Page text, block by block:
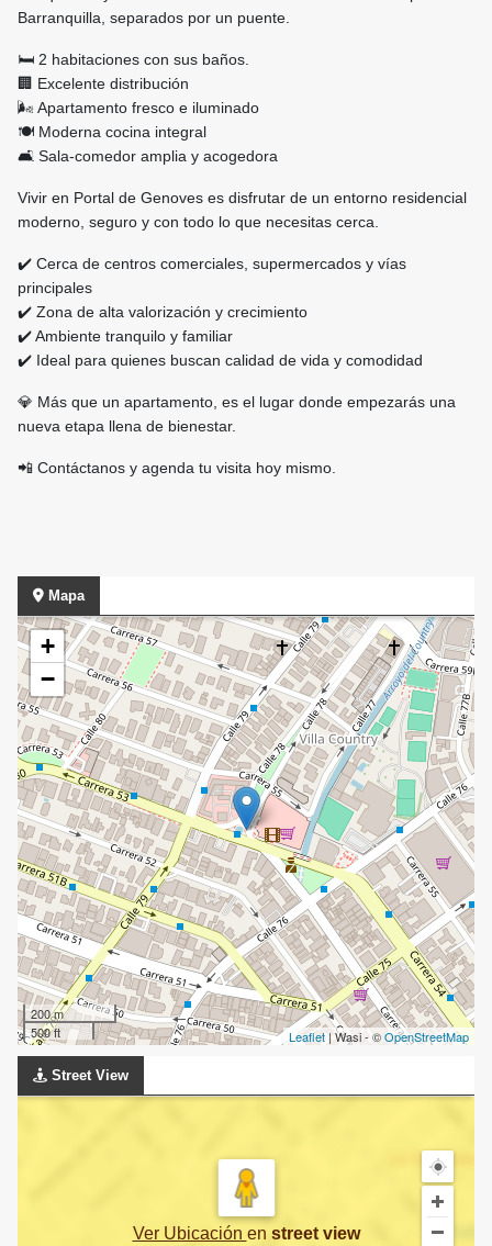
Barranquilla, separados por un puente.
🛏️ 2 habitaciones con sus baños.
🏢 Excelente distribución
🌬️ Apartamento fresco e iluminado
🍽️ Moderna cocina integral
🛋️ Sala-comedor amplia y acogedora
Vivir en Portal de Genoves es disfrutar de un entorno residencial
moderno, seguro y con todo lo que necesitas cerca.
✔️ Cerca de centros comerciales, supermercados y vías
principales
✔️ Zona de alta valorización y crecimiento
✔️ Ambiente tranquilo y familiar
✔️ Ideal para quienes buscan calidad de vida y comodidad
💎 Más que un apartamento, es el lugar donde empezarás una
nueva etapa llena de bienestar.
📲 Contáctanos y agenda tu visita hoy mismo.
Mapa
+
−
200 m
500 ft
Leaflet | Wasi - ©OpenStreetMap
Street View
Ver Ubicación en street view